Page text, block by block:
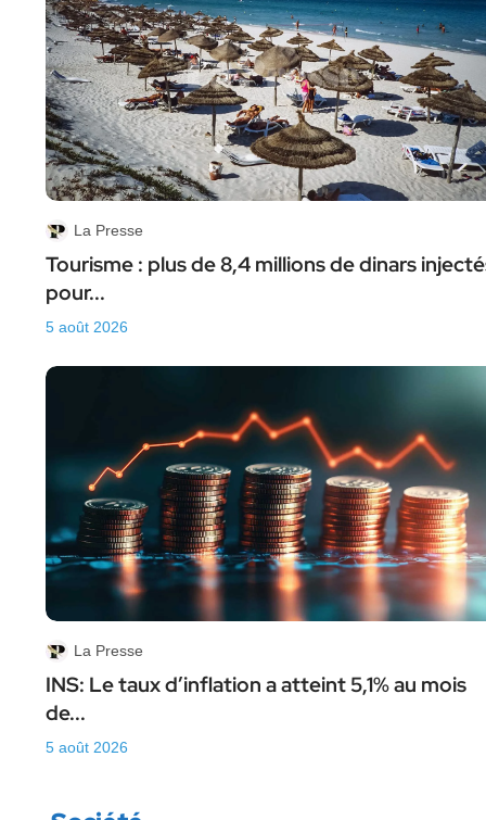
La Presse
Tourisme : plus de 8,4 millions de dinars
pour...
5 août 2026
La Presse
INS: Le taux d’inflation a atteint 5,1% au mois
de...
5 août 2026